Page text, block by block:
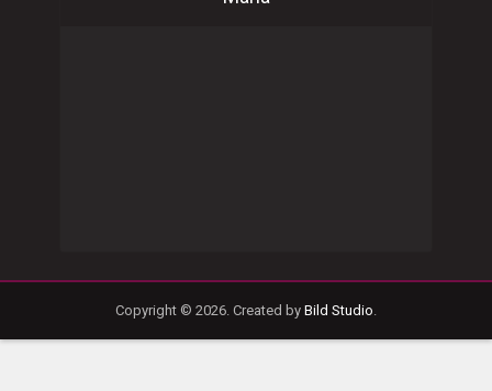
Copyright © 2026. Created by Bild Studio.